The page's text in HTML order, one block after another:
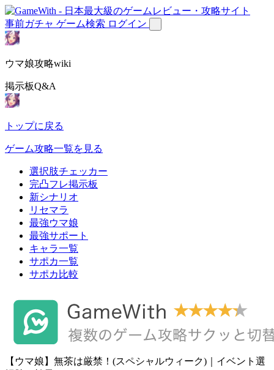
事前ガチャ ゲーム検索 ログイン
ウマ娘攻略wiki
掲示板Q&A
トップに戻る
ゲーム攻略一覧を見る
選択肢チェッカー
完凸フレ掲示板
新シナリオ
リセマラ
最強ウマ娘
最強サポート
キャラ一覧
サポカ一覧
サポカ比較
【ウマ娘】無茶は厳禁！(スペシャルウィーク)｜イベント選